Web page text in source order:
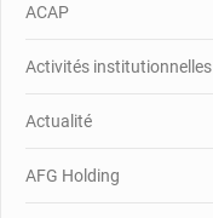
ACAP
Activités institutionnelles
Actualité
AFG Holding